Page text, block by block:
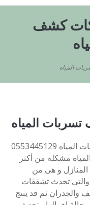
كشف
المياه
المياه
شركات كشف تسربات المياه 0553445129
مشكلة من أكثر
و هى من
تحدث تشققات
ثم قد ينتج